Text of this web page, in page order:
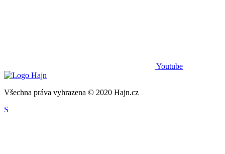
Youtube
Všechna práva vyhrazena © 2020 Hajn.cz
S